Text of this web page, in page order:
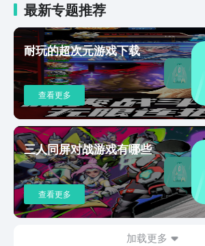
解、机关操控等各种各样的内容，必须
和空间想象两种方法配合使用。随着游
题的难易度也越来越大，玩家必须不断
自己的方法才能通过。游戏用渐进式解
成当前区域的谜题之后才能进入下一个
的开放可能会导致之前已经存在的场景
些隐藏的通道或者线索因为某种条件出
所以玩家在探索的时候要反复回看已经
意那些容易被忽略的细节。游戏中的谜
的，它同故事有着密切的联系，玩家要
剧情串连起来。NPC或者其它角色之间
环节，他们的对话可以给出一些重要的
事，使玩家对游戏世界有更深的理解。
戏中解谜时要多和角色交流，整理出自
进游戏。因此连续黑白凭借它的独特解
剧情和充满艺术气息的画风，成为人们
最新专题推荐
耐玩的超次元游戏下载
查看更多
三人同屏对战游戏有哪些
查看更多
加载更多